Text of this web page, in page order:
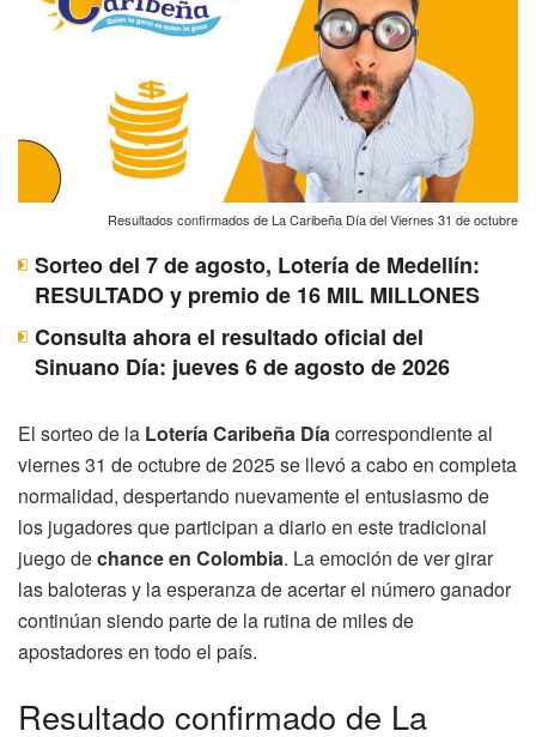
Resultados confirmados de La Caribeña Día del Viernes 31 de octubre
Sorteo del 7 de agosto, Lotería de Medellín:
RESULTADO y premio de 16 MIL MILLONES
Consulta ahora el resultado oficial del
Sinuano Día: jueves 6 de agosto de 2026
El sorteo de la Lotería Caribeña Díacorrespondiente al
viernes 31 de octubre de 2025 se llevó a cabo en completa
normalidad, despertando nuevamente el entusiasmo de
los jugadores que participan a diario en este tradicional
juego dechance en Colombia. La emoción de ver girar
las baloteras y la esperanza de acertar el número ganador
continúan siendo parte de la rutina de miles de
apostadores en todo el país.
Resultado confirmado de La